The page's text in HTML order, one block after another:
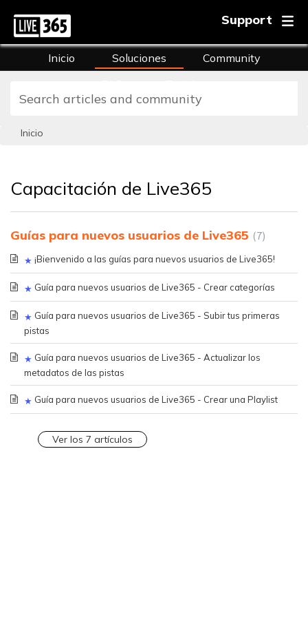
Support
Inicio Soluciones
Community
Inicio
Capacitación de Live365
Guías para nuevos usuarios de Live365 7
¡Bienvenido a las guías para nuevos usuarios de Live365!
Guía para nuevos usuarios de Live365 - Crear categorías
Guía para nuevos usuarios de Live365 - Subir tus primeras
pistas
Guía para nuevos usuarios de Live365 - Actualizar los
metadatos de las pistas
Guía para nuevos usuarios de Live365 - Crear una Playlist
Ver los 7 artículos